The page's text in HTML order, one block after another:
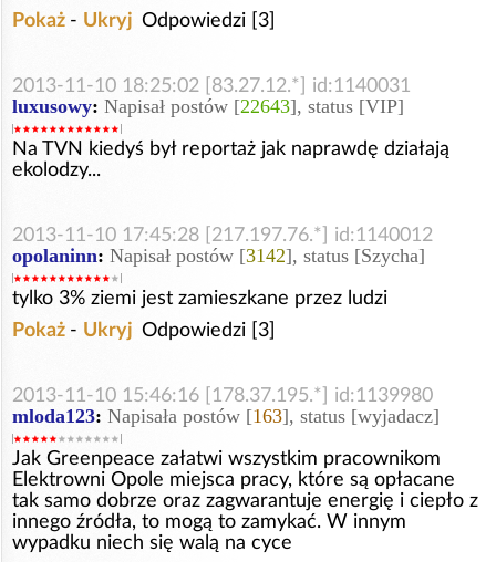
Pokaż - Ukryj Odpowiedzi [3]
2013-11-10 18:25:02 [83.27.12.*] id:1140031
luxusowy: Napisał postów [22643], status [VIP]
Na TVN kiedyś był reportaż jak naprawdę działają
ekolodzy...
2013-11-10 17:45:28 [217.197.76.*] id:1140012
opolaninn: Napisał postów [3142], status [Szycha]
tylko 3% ziemi jest zamieszkane przez ludzi
Pokaż - Ukryj Odpowiedzi [3]
2013-11-10 15:46:16 [178.37.195.*] id:1139980
mloda123: Napisała postów [163], status [wyjadacz]
Jak Greenpeace załatwi wszystkim pracownikom
Elektrowni Opole miejsca pracy, które są opłacane
tak samo dobrze oraz zagwarantuje energię i ciepło z
innego źródła, to mogą to zamykać. W innym
wypadku niech się walą na cyce